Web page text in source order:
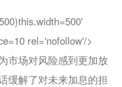
rel='nofollow'/>
市场对风险感到更加放
缓解了对未来加息的担